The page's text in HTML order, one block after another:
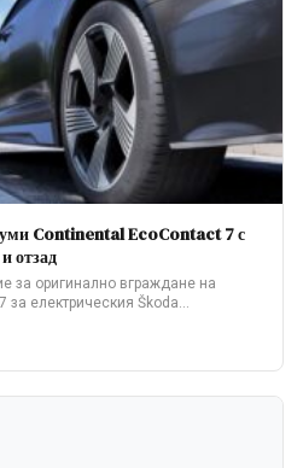
Continental EcoContact 7 с
отзад
за оригинално вграждане на
за електрическия Škoda…